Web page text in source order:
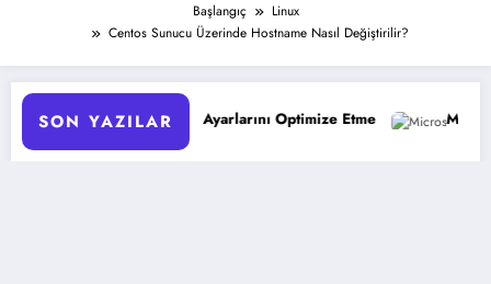
Başlangıç
Linux
Centos Sunucu Üzerinde Hostname Nasıl Değiştirilir?
SON YAZILAR
UEFI Ayarlarını Optimize Etme Microsoft 365